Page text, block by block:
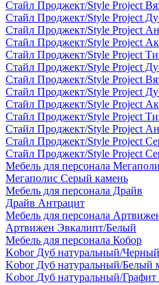
Стайл Проджект/Style Project
Стайл Проджект/Style Project
Стайл Проджект/Style Project
Стайл Проджект/Style Project
Стайл Проджект/Style Project
Стайл Проджект/Style Project
Стайл Проджект/Style Project
Стайл Проджект/Style Project
Стайл Проджект/Style Project
Стайл Проджект/Style Project
Стайл Проджект/Style Project
Стайл Проджект/Style Project
Стайл Проджект/Style Project
Мебель для персонала
Мегаполис Серый камень
Мебель для персонала Драйв
Драйв Антрацит
Мебель для персонала
Артвижен Эвкалипт/Белый
Мебель для персонала Кобор
Kobor Дуб натуральный/
Kobor Дуб натуральный/Белый
Kobor Дуб натуральный/Графит